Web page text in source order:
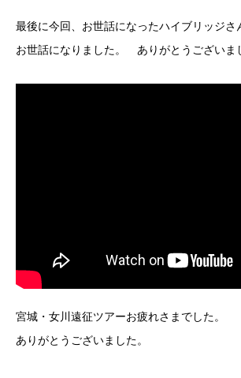
最後に今回、お世話になったハイブリッジさ
お世話になりました。 ありがとうございま
宮城・女川遠征ツアーお疲れさまでした。
ありがとうございました。